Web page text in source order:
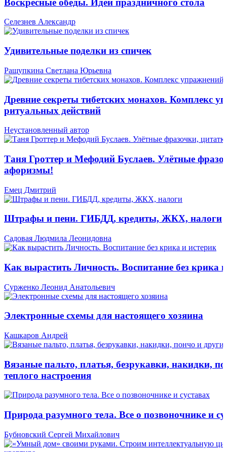
Селезнев Александр
Удивительные поделки из спичек
Ращупкина Светлана Юрьевна
Древние секреты тибетских монахов. Комплекс
ритуальных действий
Неустановленный автор
Таня Гроттер и Мефодий Буслаев. Улётные
афоризмы!
Емец Дмитрий
Штрафы и пени. ГИБДД, кредиты, ЖКХ, налоги
Садовая Людмила Леонидовна
Как вырастить Личность. Воспитание без крика
Сурженко Леонид Анатольевич
Электронные схемы для настоящего хозяина
Кашкаров Андрей
Вязаные пальто, платья, безрукавки, накидки,
теплого настроения
Природа разумного тела. Все о позвоночнике и
Бубновский Сергей Михайлович